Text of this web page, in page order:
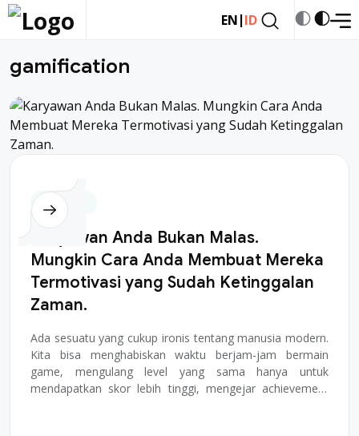
EN|ID
gamification
Karyawan Anda Bukan Malas.
Mungkin Cara Anda Membuat Mereka
Termotivasi yang Sudah Ketinggalan
Zaman.
Ada sesuatu yang cukup ironis tentang manusia modern.
Kita bisa menghabiskan waktu berjam-jam bermain
game, mengulang level yang sama hanya untuk
mendapatkan skor lebih tinggi, mengejar achievement